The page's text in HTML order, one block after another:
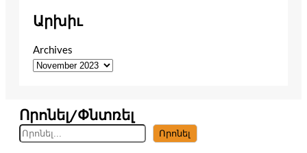
Արխիւ
Archives
Որոնել/Փնտռել
S
e
Որոնել